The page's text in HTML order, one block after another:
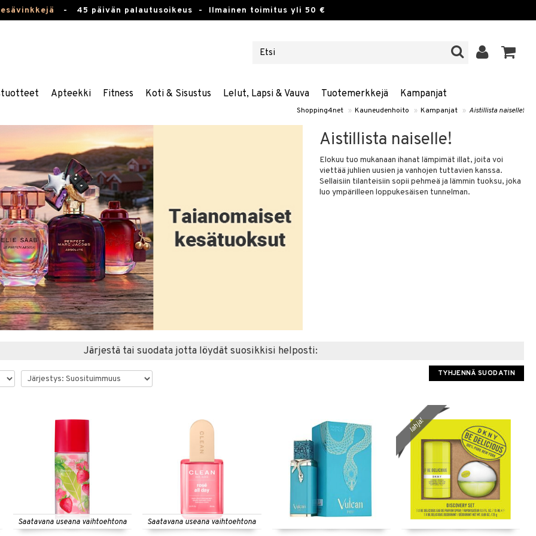
- 45 päivän palautusoikeus - Ilmainen toimitus yli 50 €
Apteekki Fitness Koti & Sisustus Lelut, Lapsi & Vauva Tuotemerkkejä Kampanjat
Shopping4net » Kauneudenhoito » Kampanjat » Aistillista naiselle!
Aistillista naiselle!
Elokuu tuo mukanaan ihanat lämpimät illat, joita voi
viettää juhlien uusien ja vanhojen tuttavien kanssa.
Sellaisiin tilanteisiin sopii pehmeä ja lämmin tuoksu, joka
luo ympärilleen loppukesäisen tunnelman.
Järjestä tai suodata jotta löydät suosikkisi helposti:
TYHJENNÄ SUODATIN
Saatavana useana vaihtoehtona Saatavana useana vaihtoehtona
lahja!